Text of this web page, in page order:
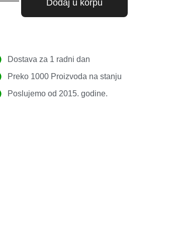
Dodaj u korpu
Dostava za 1 radni dan
Preko 1000 Proizvoda na stanju
Poslujemo od 2015. godine.